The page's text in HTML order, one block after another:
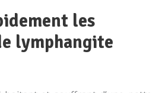
les
lymphangite